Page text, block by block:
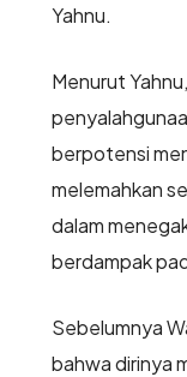
Yahnu.
Menurut
berpotensi
melemahkan
dalam
berdampak
Sebelumnya
bahwa dirinya